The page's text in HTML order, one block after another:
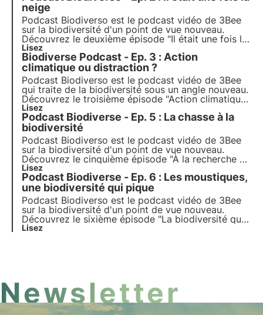
sentiments, avec l'animateur Stefano Caserini.
neige
Podcast Biodiverso est le podcast vidéo de 3Bee
sur la biodiversité d'un point de vue nouveau.
Découvrez le deuxième épisode "Il était une fois la
neige", qui explore le thème de SOS neige et du
tourisme de montagne durable, avec l'animatrice
Sofia Farina.
Lisez
Biodiverse Podcast - Ep. 3 : Action
climatique ou distraction ?
Podcast Biodiverso est le podcast vidéo de 3Bee
qui traite de la biodiversité sous un angle nouveau.
Découvrez le troisième épisode "Action climatique
ou distraction ?", qui explore le thème de
l'activisme climatique et les motivations des
manifestations mondiales, avec l'animatrice Marta
Maroglio.
Lisez
Podcast Biodiverse - Ep. 5 : La chasse à la
biodiversité
Podcast Biodiverso est le podcast vidéo de 3Bee
sur la biodiversité d'un point de vue nouveau.
Découvrez le cinquième épisode "À la recherche de
la biodiversité", qui explore le rôle de la chasse
dans la protection de la biodiversité, avec
l'animateur Nicolò Mottadelli.
Lisez
Podcast Biodiverse - Ep. 6 : Les moustiques,
une biodiversité qui pique
Podcast Biodiverso est le podcast vidéo de 3Bee
sur la biodiversité d'un point de vue nouveau.
Découvrez le sixième épisode "La biodiversité qui
pique. Mosquitoes : small insects, big problems",
Lisez
Newsletter